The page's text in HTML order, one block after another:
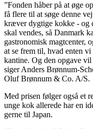
”Fonden håber på at øge
få flere til at søge denne
kræver dygtige kokke - og
skal vendes, så Danmark
gastronomisk magtcenter,
at se frem til, hvad enten vi
kantine. Og den opgave
siger Anders Brønnum-
Oluf Brønnum & Co. A/S.
Med prisen følger også et
unge kok allerede har en
gerne til Japan.